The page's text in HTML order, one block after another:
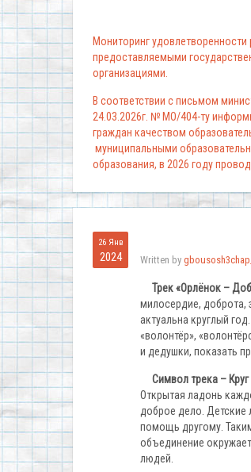
Мониторинг удовлетворенности
предоставляемыми
организациями.
В соответствии с письмом
24.03.2026г. № МО/404-ту
граждан качеством
муниципальными
образования, в 2026 году
26 Янв
2024 Written by
Трек «Орлёнок –
милосердие, доброта,
актуальна круглый
«волонтёр»,
и дедушки, показать
Символ трека –
Открытая ладонь
доброе дело. Детские
помощь другому.
объединение
людей.